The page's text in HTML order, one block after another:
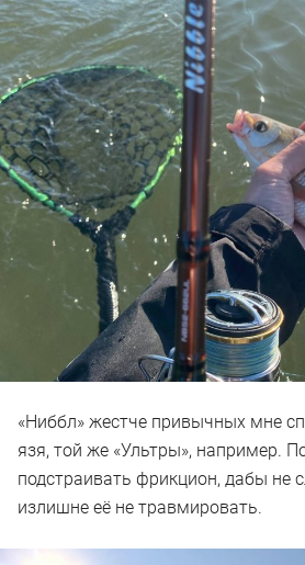
«Ниббл» жестче привычных мне
язя, той же «Ультры», например.
подстраивать фрикцион, дабы не
излишне её не травмировать.